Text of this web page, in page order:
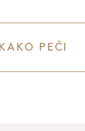
KAKO PEČI